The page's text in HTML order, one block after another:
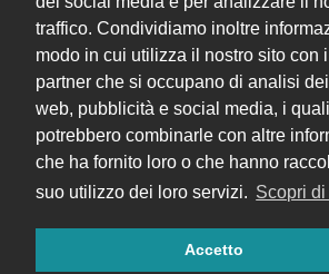
traffico. Condividiamo inoltre
modo in cui utilizza il nostro sito con
partner che si occupano di analisi
web, pubblicità e social media, i quali
potrebbero combinarle con altre
che ha fornito loro o che hanno
suo utilizzo dei loro servizi. Scopri di
Accetto